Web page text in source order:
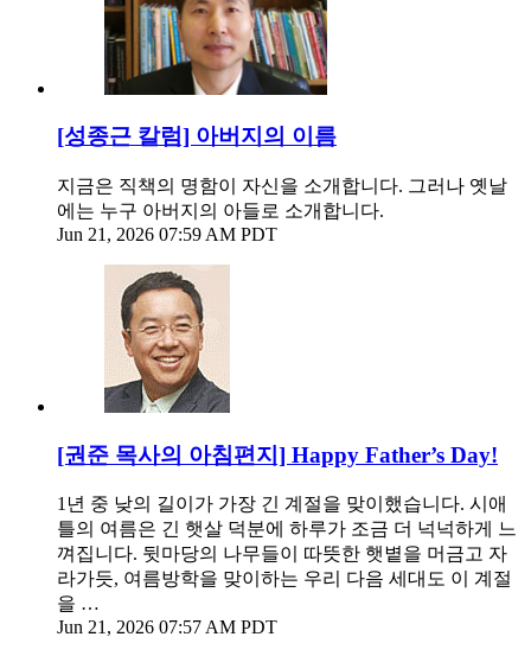
[성종근 칼럼] 아버지의 이름
지금은 직책의 명함이 자신을 소개합니다. 그러나 옛날
에는 누구 아버지의 아들로 소개합니다.
Jun 21, 2026 07:59 AM PDT
[권준 목사의 아침편지] Happy Father’s Day!
1년 중 낮의 길이가 가장 긴 계절을 맞이했습니다. 시애
틀의 여름은 긴 햇살 덕분에 하루가 조금 더 넉넉하게 느
껴집니다. 뒷마당의 나무들이 따뜻한 햇볕을 머금고 자
라가듯, 여름방학을 맞이하는 우리 다음 세대도 이 계절
을 …
Jun 21, 2026 07:57 AM PDT